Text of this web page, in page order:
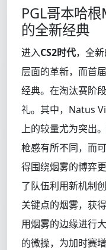
PGL哥本哈
的全新经典
进入CS2时代，全
层面的革新，而首
经典。在淘汰赛阶
礼。其中，Natus
上的较量尤为突出
枪感有所不同，而
得围绕烟雾的博弈
了队伍利用新机制
关键点的烟雾，获
用烟雾的边缘进行
的微操，为加时赛